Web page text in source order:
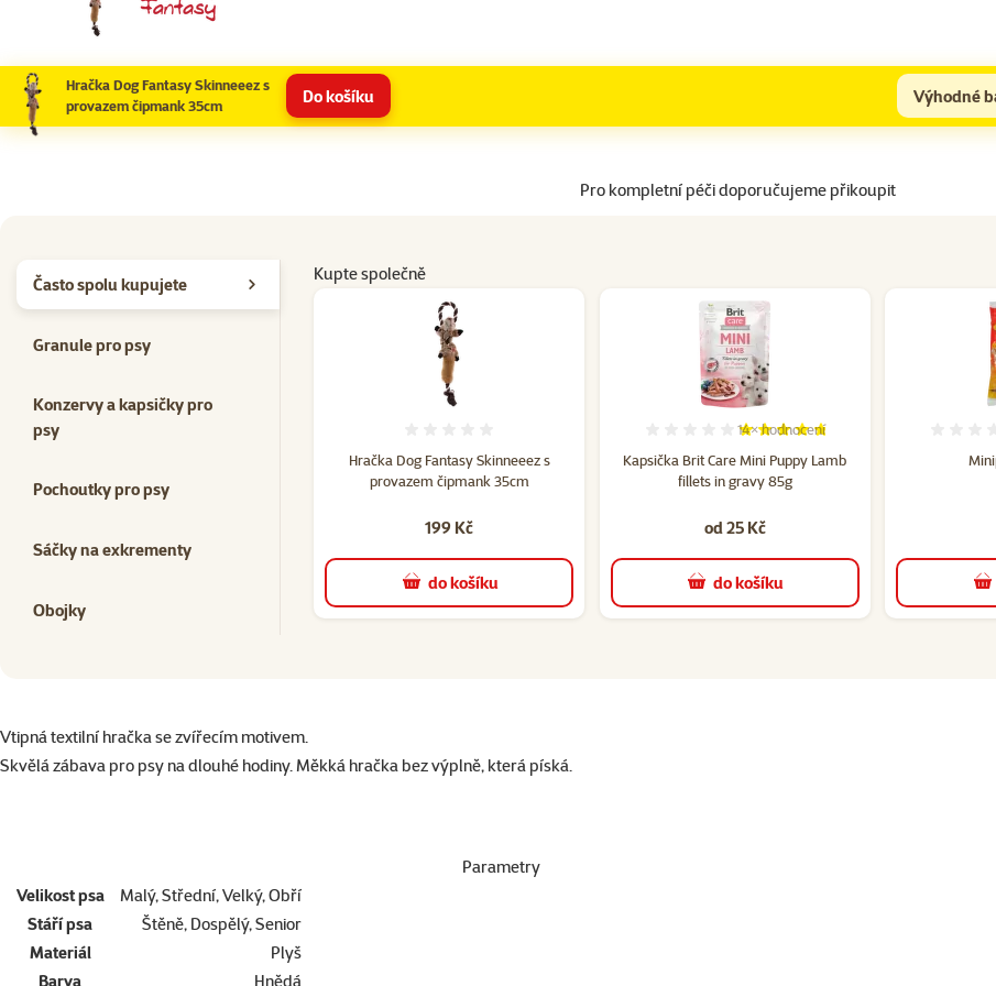
Hračka Dog Fantasy Skinneeez s
provazem čipmank 35cm
Do košíku Výhodné
Pro kompletní péči doporučujeme přikoupit
Často spolu kupujete
Granule pro psy
Konzervy a kapsičky pro
psy
Pochoutky pro psy
Sáčky na exkrementy
Obojky
Kupte společně
Hračka Dog Fantasy Skinneeez s
provazem čipmank 35cm
199 Kč
do košíku
Kapsička Brit Care Mini Puppy Lamb
fillets in gravy 85g
Hodnocení 94%, počet hodnocení: 14
14×hodnocení
od 25 Kč
do košíku
superzoo.product.detail.content
Vtipná textilní hračka se zvířecím motivem.
Skvělá zábava pro psy na dlouhé hodiny. Měkká hračka bez výplně, která píská.
Parametry
Velikost psa
Malý, Střední, Velký, Obří
Stáří psa
Štěně, Dospělý, Senior
Materiál
Plyš
Barva
Hnědá